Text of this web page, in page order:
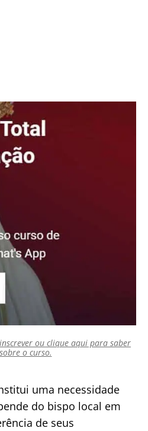
ou clique aqui para saber
o curso.
uma necessidade
do bispo local em
de seus